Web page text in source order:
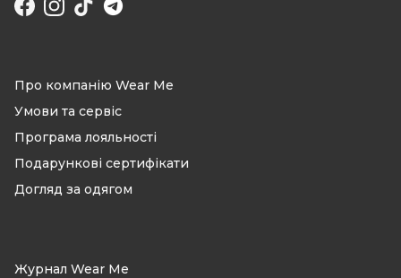
Facebook
Instagram
TikTok
Про компанію Wear Me
Умови та сервіс
Програма лояльності
Подарункові сертифікати
Догляд за одягом
Журнал Wear Me